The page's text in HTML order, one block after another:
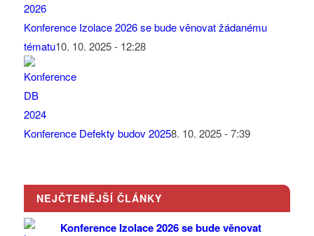
Konference Izolace 2026 se bude věnovat žádanému
tématu10. 10. 2025 - 12:28
Konference Defekty budov 20258. 10. 2025 - 7:39
NEJČTENĚJŠÍ ČLÁNKY
Konference Izolace 2026 se bude věnovat